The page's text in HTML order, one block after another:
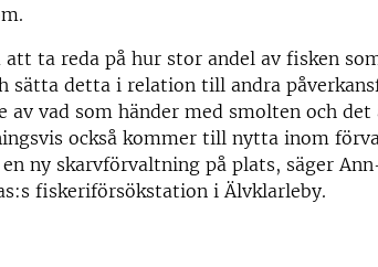
att ta reda på hur stor andel av fisken
sätta detta i relation till andra
av vad som händer med smolten och det
också kommer till nytta inom
ny skarvförvaltning på plats, säger
fiskeriförsökstation i Älvklarleby.